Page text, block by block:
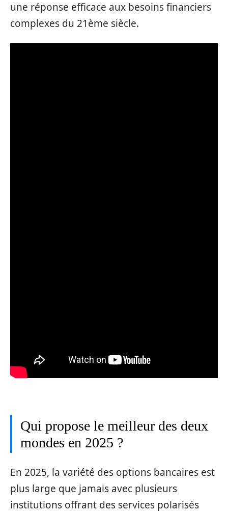
une réponse efficace aux besoins financiers
complexes du 21ème siècle.
Qui propose le meilleur des deux
mondes en 2025 ?
En 2025, la variété des options bancaires est
plus large que jamais avec plusieurs
institutions offrant des services polarisés